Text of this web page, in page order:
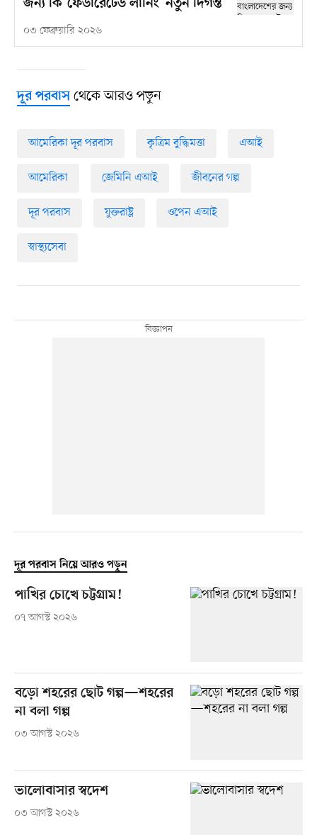
জন্য কি ‘ফেডারেটেড লার্নিং’ নতুন দিগন্ত
০৩ ফেব্রুয়ারি ২০২৬
দূর পরবাসথেকে আরও পড়ুন
আমেরিকা দূর পরবাস কৃত্রিম বুদ্ধিমত্তা এআই
আমেরিকা জেমিনি এআই জীবনের গল্প
দূর পরবাস যুক্তরাষ্ট্র ওপেন এআই
স্বাস্থ্যসেবা
দূর পরবাস নিয়ে আরও পড়ুন
পাখির চোখে চট্টগ্রাম!
০৭ আগস্ট ২০২৬
বড়ো শহরের ছোট গল্প—শহরের
না বলা গল্প
০৩ আগস্ট ২০২৬
ভালোবাসার স্বদেশ
০৩ আগস্ট ২০২৬